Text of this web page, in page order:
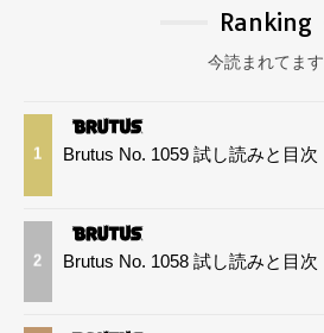
Ranking
今読まれてます
1 Brutus No. 1059 試し読みと目次
2 Brutus No. 1058 試し読みと目次